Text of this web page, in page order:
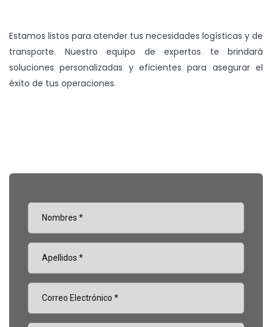
Estamos listos para atender tus necesidades logísticas y de
transporte. Nuestro equipo de expertos te brindará
soluciones personalizadas y eficientes para asegurar el
éxito de tus operaciones.